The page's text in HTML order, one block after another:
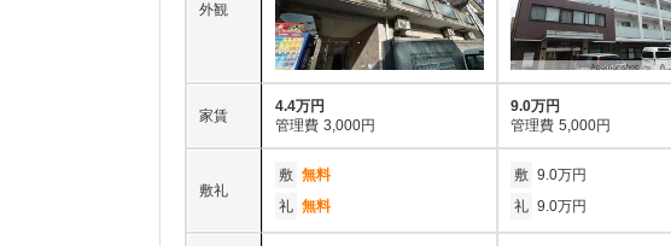
外観
家賃
4.4万円
管理費 3,000円
9.0万円
管理費 5,000円
敷礼
敷 無料
礼 無料
敷 9.0万円
礼 9.0万円